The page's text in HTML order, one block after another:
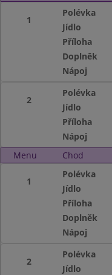
1
Polévka
Jídlo
Příloha
Doplněk
Nápoj
2
Polévka
Jídlo
Příloha
Nápoj
Menu
Chod
1
Polévka
Jídlo
Příloha
Doplněk
Nápoj
2
Polévka
Jídlo